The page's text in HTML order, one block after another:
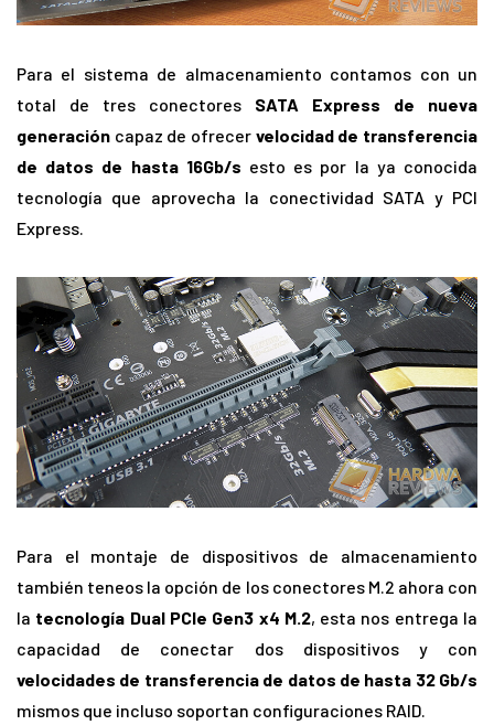
Para el sistema de almacenamiento contamos con un
total de tres conectores SATA Express de nueva
generación capaz de ofrecer velocidad de transferencia
de datos de hasta 16Gb/s esto es por la ya conocida
tecnología que aprovecha la conectividad SATA y PCI
Express.
Para el montaje de dispositivos de almacenamiento
también teneos la opción de los conectores M.2 ahora con
la tecnología Dual PCIe Gen3 x4 M.2, esta nos entrega la
capacidad de conectar dos dispositivos y con
velocidades de transferencia de datos de hasta 32 Gb/s
mismos que incluso soportan configuraciones RAID.